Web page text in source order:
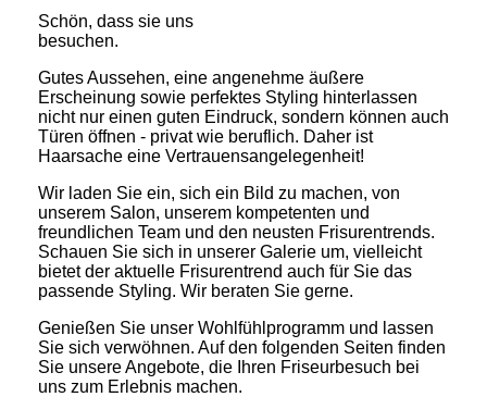
Schön, dass sie uns
besuchen.
Gutes Aussehen, eine angenehme äußere
Erscheinung sowie perfektes Styling hinterlassen
nicht nur einen guten Eindruck, sondern können auch
Türen öffnen - privat wie beruflich. Daher ist
Haarsache eine Vertrauensangelegenheit!
Wir laden Sie ein, sich ein Bild zu machen, von
unserem Salon, unserem kompetenten und
freundlichen Team und den neusten Frisurentrends.
Schauen Sie sich in unserer Galerie um, vielleicht
bietet der aktuelle Frisurentrend auch für Sie das
passende Styling. Wir beraten Sie gerne.
Genießen Sie unser Wohlfühlprogramm und lassen
Sie sich verwöhnen. Auf den folgenden Seiten finden
Sie unsere Angebote, die Ihren Friseurbesuch bei
uns zum Erlebnis machen.